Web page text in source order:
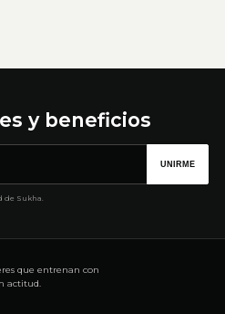
y beneficios
UNIRME
de Sukha.
que entrenan con
actitud.